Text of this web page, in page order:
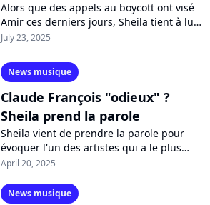
Alors que des appels au boycott ont visé
Amir ces derniers jours, Sheila tient à lui
apporter son soutien. Dans une
July 23, 2025
News musique
Claude François "odieux" ?
Sheila prend la parole
Sheila vient de prendre la parole pour
évoquer l'un des artistes qui a le plus
compté dans sa vie et sa carrière : Claude
April 20, 2025
News musique